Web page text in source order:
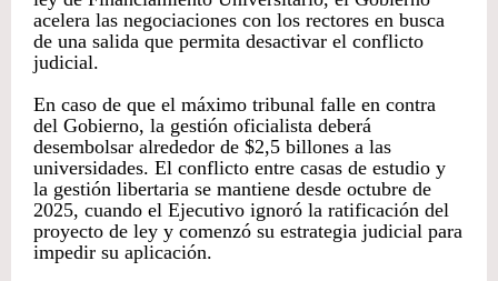
acelera las negociaciones con los rectores en busca
de una salida que permita desactivar el conflicto
judicial.
En caso de que el máximo tribunal falle en contra
del Gobierno, la gestión oficialista deberá
desembolsar alrededor de $2,5 billones a las
universidades. El conflicto entre casas de estudio y
la gestión libertaria se mantiene desde octubre de
2025, cuando el Ejecutivo ignoró la ratificación del
proyecto de ley y comenzó su estrategia judicial para
impedir su aplicación.